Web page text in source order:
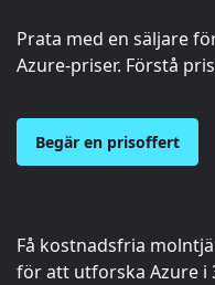
Prata med en säljare
Azure-priser. Förstå
Begär en prisoffert
Få kostnadsfria
för att utforska Azure i